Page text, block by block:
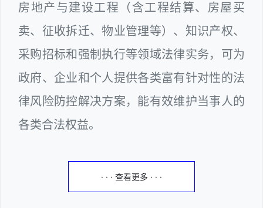
房地产与建设工程（含工程结算、房屋买
卖、征收拆迁、物业管理等）、知识产权、
采购招标和强制执行等领域法律实务，可为
政府、企业和个人提供各类富有针对性的法
律风险防控解决方案，能有效维护当事人的
各类合法权益。
· · · 查看更多 · · ·